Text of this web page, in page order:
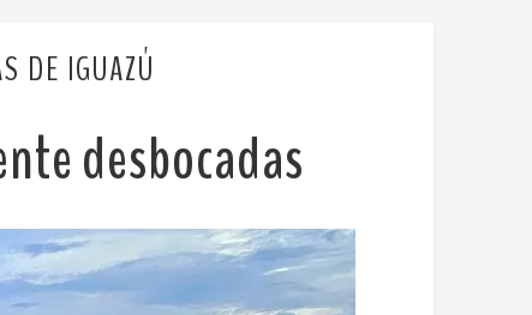
DE IGUAZÚ
desbocadas